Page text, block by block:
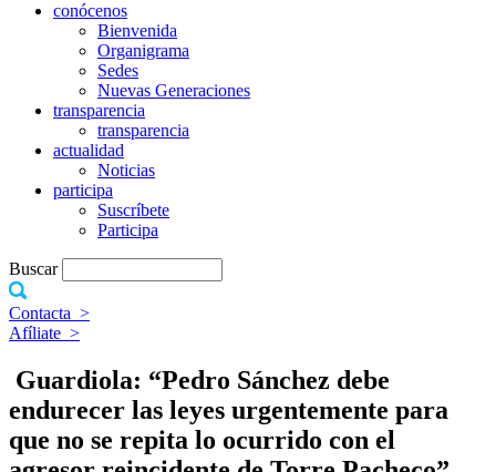
conócenos
Bienvenida
Organigrama
Sedes
Nuevas Generaciones
transparencia
transparencia
actualidad
Noticias
participa
Suscríbete
Participa
Buscar
Contacta >
Afíliate >
​ Guardiola: “Pedro Sánchez debe
endurecer las leyes urgentemente para
que no se repita lo ocurrido con el